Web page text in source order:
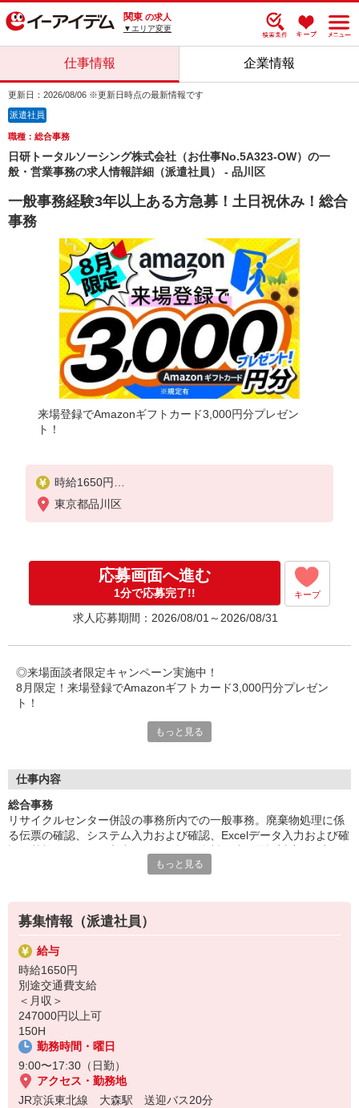
関東 の求人
▼エリア変更
仕事情報 企業情報
更新日：2026/08/06 ※更新日時点の最新情報です
派遣社員
職種：総合事務
日研トータルソーシング株式会社（お仕事No.5A323-OW）の一
般・営業事務の求人情報詳細（派遣社員） - 品川区
一般事務経験3年以上ある方急募！土日祝休み！総合
事務
来場登録でAmazonギフトカード3,000円分プレゼン
ト！
時給1650円
別途交通費支給
＜月収＞
東京都品川区
応募画面へ進む
1分で応募完了!! キープ
求人応募期間：2026/08/01～2026/08/31
◎来場面談者限定キャンペーン実施中！
8月限定！来場登録でAmazonギフトカード3,000円分プレゼン
ト！
※各拠点へご来場面談後、登録完了した方が対象、お一人様1回
す。
Inc. またはその関連会社の商標です。
◎スマホで簡単！WEB面談実施中！
最短、即日面談もOK！お気軽にご予約ください！
応募後に届くフォームで「WEB面談」を選ぶだけ！
すぐ決めたい・働きたい方も歓迎いたします！
※決定は勤務先による
もっと見る
仕事内容
総合事務
リサイクルセンター併設の事務所内での一般事務。廃棄物処理に係
る伝票の確認、システム入力および確認、Excelデータ入力および確
への問い合わせ確認、その他付随する業務（ファイリング、書類の
す。
もっと見る
募集情報（派遣社員）
給与
時給1650円
別途交通費支給
＜月収＞
247000円以上可
150H
勤務時間・曜日
9:00〜17:30（日勤）
アクセス・勤務地
JR京浜東北線 大森駅 送迎バス20分